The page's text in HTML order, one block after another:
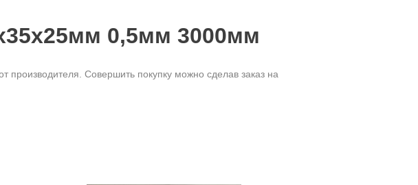
0,5мм 3000мм
Совершить покупку можно сделав заказ на